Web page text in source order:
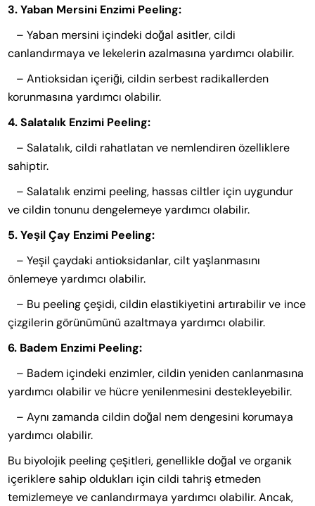
3. Yaban Mersini Enzimi Peeling:
– Yaban mersini içindeki doğal asitler, cildi
canlandırmaya ve lekelerin azalmasına yardımcı olabilir.
– Antioksidan içeriği, cildin serbest radikallerden
korunmasına yardımcı olabilir.
4. Salatalık Enzimi Peeling:
– Salatalık, cildi rahatlatan ve nemlendiren özelliklere
sahiptir.
– Salatalık enzimi peeling, hassas ciltler için uygundur
ve cildin tonunu dengelemeye yardımcı olabilir.
5. Yeşil Çay Enzimi Peeling:
– Yeşil çaydaki antioksidanlar, cilt yaşlanmasını
önlemeye yardımcı olabilir.
– Bu peeling çeşidi, cildin elastikiyetini artırabilir ve ince
çizgilerin görünümünü azaltmaya yardımcı olabilir.
6. Badem Enzimi Peeling:
– Badem içindeki enzimler, cildin yeniden canlanmasına
yardımcı olabilir ve hücre yenilenmesini destekleyebilir.
– Aynı zamanda cildin doğal nem dengesini korumaya
yardımcı olabilir.
Bu biyolojik peeling çeşitleri, genellikle doğal ve organik
içeriklere sahip oldukları için cildi tahriş etmeden
temizlemeye ve canlandırmaya yardımcı olabilir. Ancak,